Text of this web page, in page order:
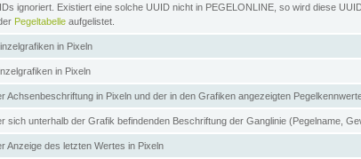
ignoriert. Existiert eine solche UUID nicht in PEGELONLINE, so wird diese
Pegeltabelle aufgelistet.
in Pixeln
in Pixeln
Achsenbeschriftung in Pixeln und der in den Grafiken angezeigten
sich unterhalb der Grafik befindenden Beschriftung der Ganglinie (Pegelname,
Anzeige des letzten Wertes in Pixeln